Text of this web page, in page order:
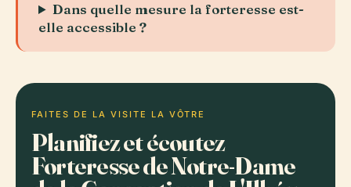
Dans quelle mesure la forteresse est-
elle accessible ?
FAITES DE LA VISITE LA VÔTRE
Planifiez et écoutez
Forteresse de Notre-Dame